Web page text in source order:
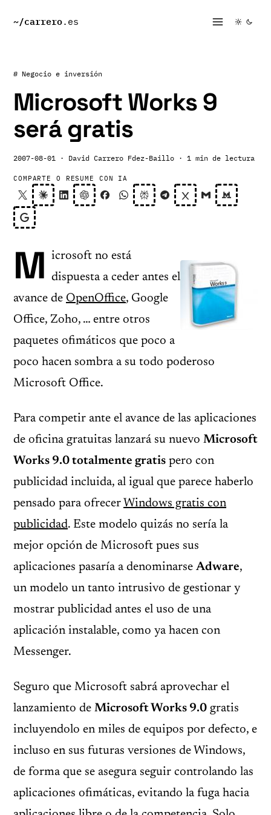
~/carrero.es
# Negocio e inversión
Microsoft Works 9
será gratis
2007-08-01 · David Carrero Fdez-Baillo · 1 min de lectura
COMPARTE O RESUME CON IA
M icrosoft no está
dispuesta a ceder antes el
avance de OpenOffice, Google
Office, Zoho, … entre otros
paquetes ofimáticos que poco a
poco hacen sombra a su todo poderoso
Microsoft Office.
Para competir ante el avance de las aplicaciones
de oficina gratuitas lanzará su nuevo Microsoft
Works 9.0 totalmente gratis pero con
publicidad incluida, al igual que parece haberlo
pensado para ofrecer Windows gratis con
publicidad. Este modelo quizás no sería la
mejor opción de Microsoft pues sus
aplicaciones pasaría a denominarse Adware,
un modelo un tanto intrusivo de gestionar y
mostrar publicidad antes el uso de una
aplicación instalable, como ya hacen con
Messenger.
Seguro que Microsoft sabrá aprovechar el
lanzamiento de Microsoft Works 9.0 gratis
incluyendolo en miles de equipos por defecto, e
incluso en sus futuras versiones de Windows,
de forma que se asegura seguir controlando las
aplicaciones ofimáticas, evitando la fuga hacia